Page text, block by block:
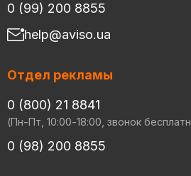
0 (99) 200 8855
help@aviso.ua
Отдел рекламы
0 (800) 21 8841
(Пн-Пт, 10:00-18:00, звонок
0 (98) 200 8855